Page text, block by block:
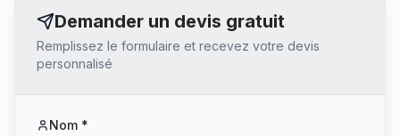
Demander un devis gratuit
Remplissez le formulaire et recevez votre devis
personnalisé
Nom *